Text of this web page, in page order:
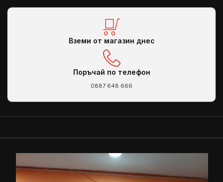
Вземи от магазин днес
Поръчай по телефон
0887 648 666